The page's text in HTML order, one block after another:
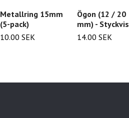
Metallring 15mm
(5-pack)
10.00 SEK
Ögon (12 / 20
mm) - Styckvis
14.00 SEK